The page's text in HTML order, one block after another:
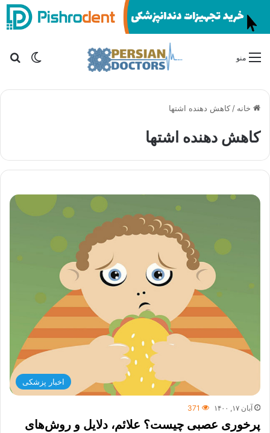
تغییر منو
خانه / کاهش دهنده اشتها
کاهش دهنده اشتها
اخبار پزشکی
آبان ۱۷, ۱۴۰۰ 371
پرخوری عصبی چیست؟ علائم، دلایل و روش‌های